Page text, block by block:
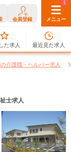
会員登録 メニュー
0
た求人
1
最近見た求人
介護職・ヘルパー求人
士求人